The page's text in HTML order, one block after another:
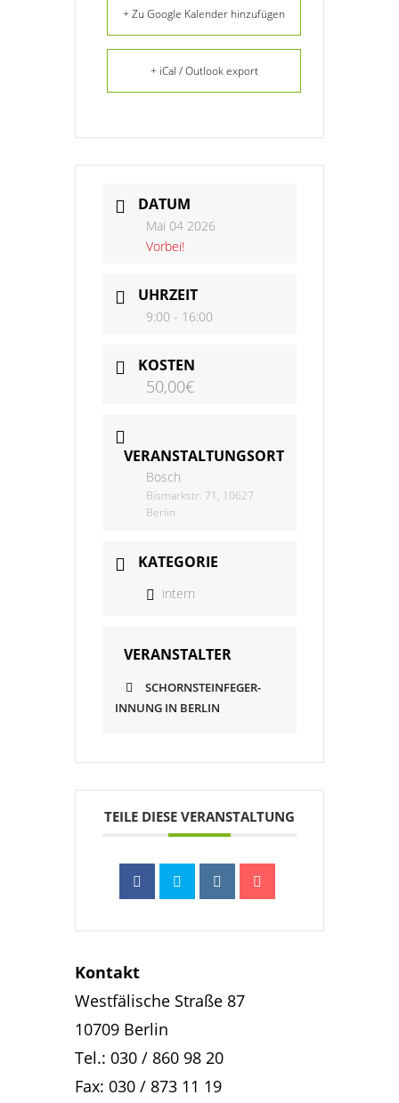
+ Zu Google Kalender hinzufügen
+ iCal / Outlook export
DATUM
Mai 04 2026
Vorbei!
UHRZEIT
9:00 - 16:00
KOSTEN
50,00€
VERANSTALTUNGSORT
Bosch
Bismarkstr. 71, 10627
Berlin
KATEGORIE
intern
VERANSTALTER
SCHORNSTEINFEGER-
INNUNG IN BERLIN
TEILE DIESE VERANSTALTUNG
Kontakt
Westfälische Straße 87
10709 Berlin
Tel.: 030 / 860 98 20
Fax: 030 / 873 11 19